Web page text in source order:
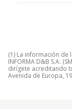
(1) La información
INFORMA D&B S.A.
dirígete acreditando
Avenida de Europa,